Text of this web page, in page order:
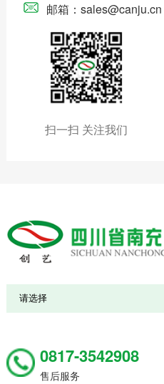
邮箱：sales@canju.cn
扫一扫 关注我们
0817-3542908
售后服务